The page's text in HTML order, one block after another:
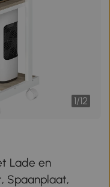
1/12
Lade en
Spaanplaat,